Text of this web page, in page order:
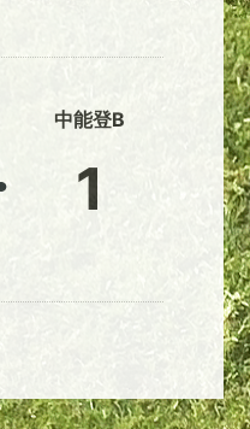
中能登B
1